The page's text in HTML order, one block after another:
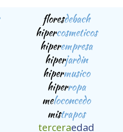
floresdebach
hipercosmeticos
hiperempresa
hiperjardin
hipermusico
hiperropa
meloconcedo
mistrapos
terceraedad